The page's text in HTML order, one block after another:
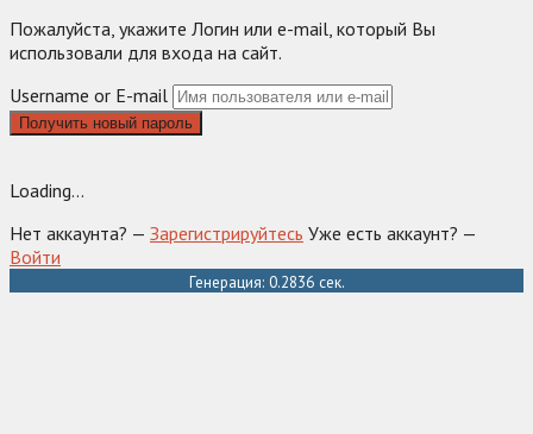
Пожалуйста, укажите Логин или e-mail, который Вы
использовали для входа на сайт.
Username or E-mail
Получить новый пароль
Loading...
Нет аккаунта? — Зарегистрируйтесь Уже есть аккаунт? —
Войти
Генерация: 0.2836 сек.